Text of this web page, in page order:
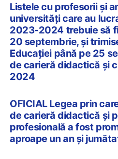
Listele cu profesorii și
universități care au
2023-2024 trebuie să
20 septembrie, și
Educației până pe 25
de carieră didactică și
2024
OFICIAL Legea prin
de carieră didactică și
profesională a fost
aproape un an și